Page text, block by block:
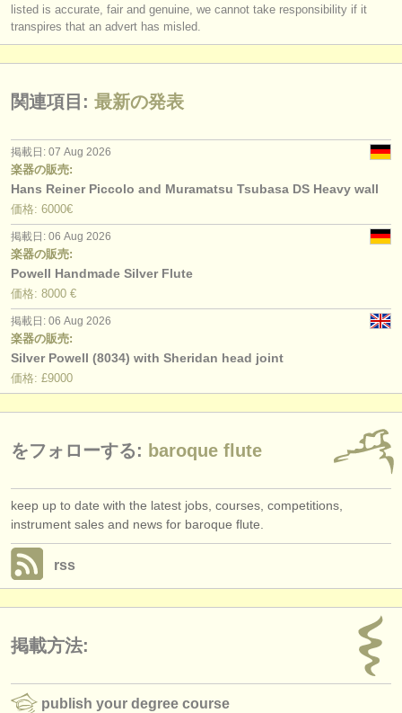
ATSfaq
ログイン
listed is accurate, fair and genuine, we cannot take responsibility if it
transpires that an advert has misled.
関連項目: 最新の発表
掲載日: 07 Aug 2026
楽器の販売:
Hans Reiner Piccolo and Muramatsu Tsubasa DS Heavy wall
価格: 6000€
掲載日: 06 Aug 2026
楽器の販売:
Powell Handmade Silver Flute
価格: 8000 €
掲載日: 06 Aug 2026
楽器の販売:
Silver Powell (8034) with Sheridan head joint
価格: £9000
をフォローする: baroque flute
keep up to date with the latest jobs, courses, competitions,
instrument sales and news for baroque flute.
rss
掲載方法:
publish your degree course